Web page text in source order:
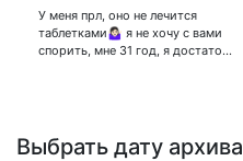
У меня прл, оно не лечится
таблетками🤷🏻‍♀️ я не хочу с вами
спорить, мне 31 год, я достато…
Выбрать дату архива